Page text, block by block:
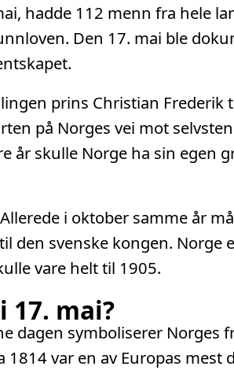
hadde 112 menn fra hele
Den 17. mai ble
prins Christian Frederik
på Norges vei mot
år skulle Norge ha sin egen
i oktober samme år
den svenske kongen. Norge
vare helt til 1905.
mai?
dagen symboliserer Norges
var en av Europas mest